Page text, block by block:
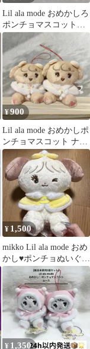
Lil ala mode おめかしろ
ポンチョマスコット
【新品未使用】
¥900
Lil ala mode おめかしポ
ンチョマスコット ナッ
ツ 2つセット
¥ 1,500
mikko Lil ala mode おめ
かし♥ポンチョぬいぐる
み
¥ 1,350